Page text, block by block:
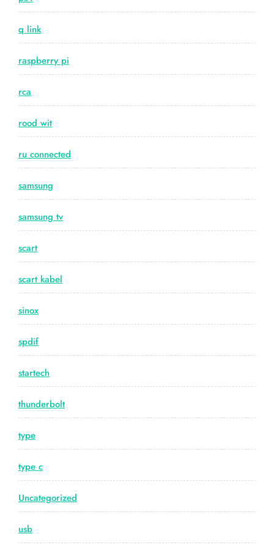
q link
raspberry pi
rca
rood wit
ru connected
samsung
samsung tv
scart
scart kabel
sinox
spdif
startech
thunderbolt
type
type c
Uncategorized
usb